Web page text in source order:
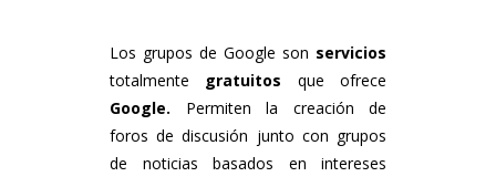
Los grupos de Google son servicios
totalmente gratuitos que ofrece
Google. Permiten la creación de
foros de discusión junto con grupos
de noticias basados en intereses